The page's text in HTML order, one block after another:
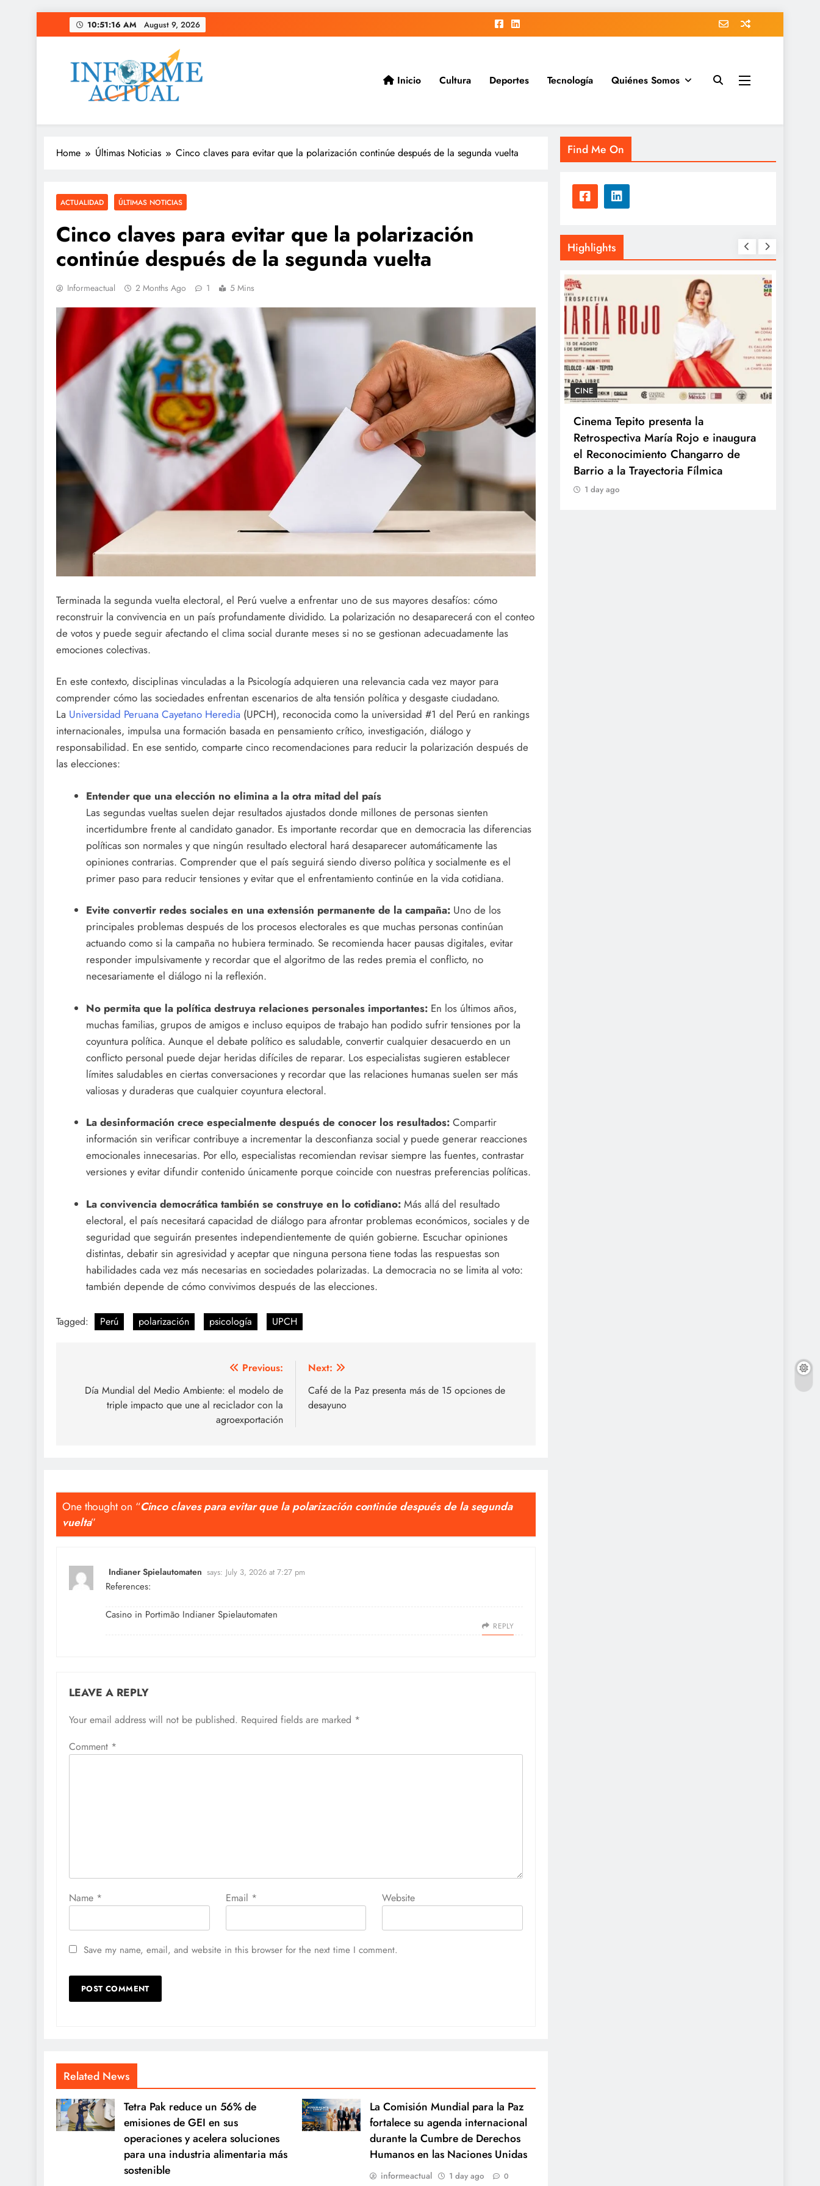
to
10:51:17 AM August 9, 2026
Informe Actual
La actualidad al instante, con veracidad y claridad.
Inicio Cultura Deportes Tecnología Quiénes Somos
Home Últimas Noticias Cinco claves para evitar que la polarización continúe después de la segunda vuelta
ACTUALIDAD ÚLTIMAS NOTICIAS
Cinco claves para evitar que la polarización
continúe después de la segunda vuelta
Informeactual 2 Months Ago 1 5 Mins
Terminada la segunda vuelta electoral, el Perú vuelve a enfrentar uno de sus mayores desafíos: cómo
reconstruir la convivencia en un país profundamente dividido. La polarización no desaparecerá con el conteo
de votos y puede seguir afectando el clima social durante meses si no se gestionan adecuadamente las
emociones colectivas.
En este contexto, disciplinas vinculadas a la Psicología adquieren una relevancia cada vez mayor para
comprender cómo las sociedades enfrentan escenarios de alta tensión política y desgaste ciudadano.
La Universidad Peruana Cayetano Heredia (UPCH), reconocida como la universidad #1 del Perú en rankings
internacionales, impulsa una formación basada en pensamiento crítico, investigación, diálogo y
responsabilidad. En ese sentido, comparte cinco recomendaciones para reducir la polarización después de
las elecciones:
Entender que una elección no elimina a la otra mitad del país
Las segundas vueltas suelen dejar resultados ajustados donde millones de personas sienten
incertidumbre frente al candidato ganador. Es importante recordar que en democracia las diferencias
políticas son normales y que ningún resultado electoral hará desaparecer automáticamente las
opiniones contrarias. Comprender que el país seguirá siendo diverso política y socialmente es el
primer paso para reducir tensiones y evitar que el enfrentamiento continúe en la vida cotidiana.
Evite convertir redes sociales en una extensión permanente de la campaña: Uno de los
principales problemas después de los procesos electorales es que muchas personas continúan
actuando como si la campaña no hubiera terminado. Se recomienda hacer pausas digitales, evitar
responder impulsivamente y recordar que el algoritmo de las redes premia el conflicto, no
necesariamente el diálogo ni la reflexión.
No permita que la política destruya relaciones personales importantes: En los últimos años,
muchas familias, grupos de amigos e incluso equipos de trabajo han podido sufrir tensiones por la
coyuntura política. Aunque el debate político es saludable, convertir cualquier desacuerdo en un
conflicto personal puede dejar heridas difíciles de reparar. Los especialistas sugieren establecer
límites saludables en ciertas conversaciones y recordar que las relaciones humanas suelen ser más
valiosas y duraderas que cualquier coyuntura electoral.
La desinformación crece especialmente después de conocer los resultados: Compartir
información sin verificar contribuye a incrementar la desconfianza social y puede generar reacciones
emocionales innecesarias. Por ello, especialistas recomiendan revisar siempre las fuentes, contrastar
versiones y evitar difundir contenido únicamente porque coincide con nuestras preferencias políticas.
La convivencia democrática también se construye en lo cotidiano: Más allá del resultado
electoral, el país necesitará capacidad de diálogo para afrontar problemas económicos, sociales y de
seguridad que seguirán presentes independientemente de quién gobierne. Escuchar opiniones
distintas, debatir sin agresividad y aceptar que ninguna persona tiene todas las respuestas son
habilidades cada vez más necesarias en sociedades polarizadas. La democracia no se limita al voto:
también depende de cómo convivimos después de las elecciones.
Tagged: Perú polarización psicología UPCH
navigation
Previous:
Día Mundial del Medio Ambiente: el modelo de
triple impacto que une al reciclador con la
agroexportación
Next:
Café de la Paz presenta más de 15 opciones de
desayuno
One thought on “Cinco claves para evitar que la polarización continúe después de la segunda
vuelta”
Indianer Spielautomaten says: July 3, 2026 at 7:27 pm
References:
Casino in Portimão Indianer Spielautomaten
REPLY
LEAVE A REPLY
Your email address will not be published. Required fields are marked *
Comment *
Name * Email * Website
Save my name, email, and website in this browser for the next time I comment.
Related News
Tetra Pak reduce un 56% de
emisiones de GEI en sus
operaciones y acelera soluciones
para una industria alimentaria más
sostenible
La Comisión Mundial para la Paz
fortalece su agenda internacional
durante la Cumbre de Derechos
Humanos en las Naciones Unidas
informeactual 1 day ago 0
Find Me On
Highlights
SOCIALES
Titular del Midis supervisa
funcionamiento de programas
sociales en La Libertad y presenta
acciones frente al Fenómeno de El
1 day ago
CINE
Cinema Tepito presenta la
Retrospectiva María Rojo e inaugura
el Reconocimiento Changarro de
Barrio a la Trayectoria Fílmica
1 day ago